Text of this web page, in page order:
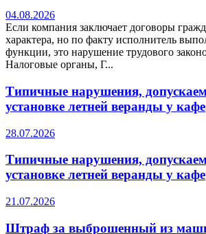
04.08.2026
Если компания заключает договоры
характера, но по факту исполнитель
функции, это нарушение трудового
Налоговые органы, Г...
Типичные нарушения,
установке летней веранды у кафе
28.07.2026
Типичные нарушения,
установке летней веранды у кафе
21.07.2026
Штраф за выброшенный из